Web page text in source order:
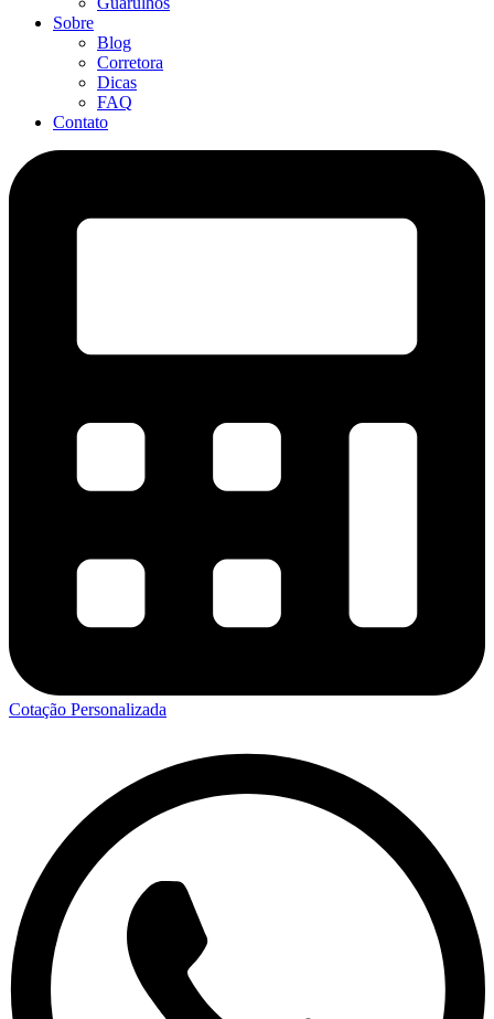
Sobre
Blog
Corretora
Dicas
FAQ
Contato
Cotação Personalizada